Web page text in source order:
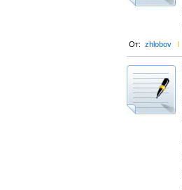
От: zhlobov l